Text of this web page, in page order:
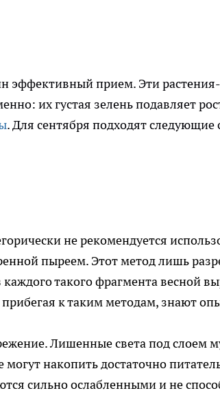
эффективный прием. Эти
их густая зелень подавляет
. Для сентября подходят следующие
не рекомендуется
пыреем. Этот метод лишь
такого фрагмента весной
прибегая к таким методам, знают
Лишенные света под слоем
могут накопить достаточно
сильно ослабленными и не